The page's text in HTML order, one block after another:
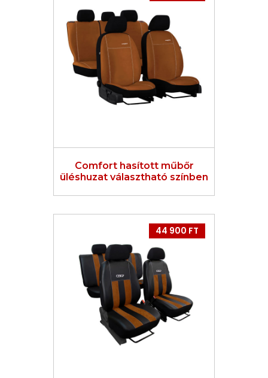
Comfort hasított műbőr
üléshuzat választható színben
44 900 FT